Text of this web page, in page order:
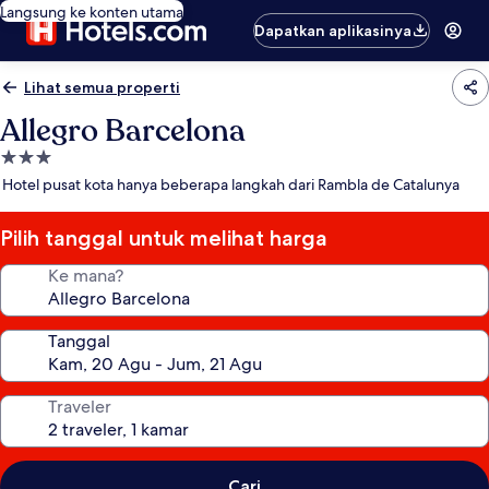
Langsung ke konten utama
Dapatkan aplikasinya
Lihat semua properti
Allegro Barcelona
Properti
bintang
Hotel pusat kota hanya beberapa langkah dari Rambla de Catalunya
Pilih tanggal untuk melihat harga
Ke mana?
Tanggal
Traveler